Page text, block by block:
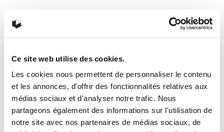
Ce site web utilise des cookies.
Les cookies nous permettent de personnaliser le contenu
et les annonces, d'offrir des fonctionnalités relatives aux
médias sociaux et d'analyser notre trafic. Nous
partageons également des informations sur l'utilisation de
notre site avec nos partenaires de médias sociaux, de
l’historique et la personnalité. Sa galerie de personnages,
dans laquelle les femmes ont une place de choix, ferait
l’envie d’un Quenton Tarantino (de toutes évidences, les
Son style graphique est aussi sublime que parfait pour ce
pages, à mi-chemin entre le dessin à main levé et l’œuvre à
laquelle on porte une grande attention aux détails. Les
voitures rutilent et fleurent bon l’essence et l’huile!
17 novembre 2017